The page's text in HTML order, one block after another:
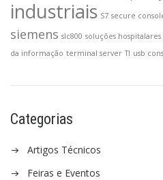
industriais S7 secure
siemens slc800 soluções hospitalares
da informação terminal server TI usb
Categorias
Artigos Técnicos
Feiras e Eventos